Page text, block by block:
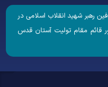
رهبر شهید انقلاب اسلامی در
مقام تولیت آستان قدس